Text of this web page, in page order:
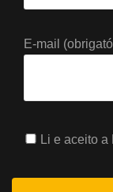
E-mail
Li e aceito a